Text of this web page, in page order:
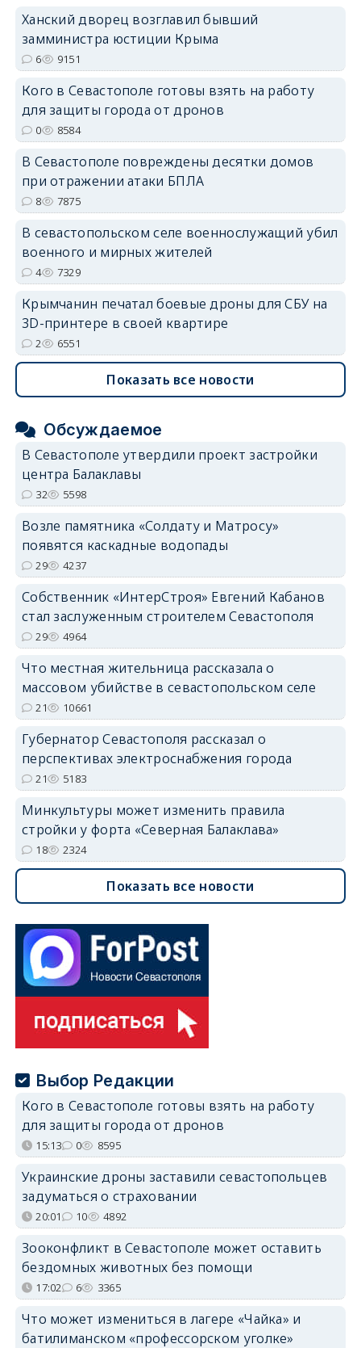
Ханский дворец возглавил бывший
замминистра юстиции Крыма
6 9151
Кого в Севастополе готовы взять на работу
для защиты города от дронов
0 8584
В Севастополе повреждены десятки домов
при отражении атаки БПЛА
8 7875
В севастопольском селе военнослужащий убил
военного и мирных жителей
4 7329
Крымчанин печатал боевые дроны для СБУ на
3D-принтере в своей квартире
2 6551
Показать все новости
Обсуждаемое
В Севастополе утвердили проект застройки
центра Балаклавы
32 5598
Возле памятника «Солдату и Матросу»
появятся каскадные водопады
29 4237
Собственник «ИнтерСтроя» Евгений Кабанов
стал заслуженным строителем Севастополя
29 4964
Что местная жительница рассказала о
массовом убийстве в севастопольском селе
21 10661
Губернатор Севастополя рассказал о
перспективах электроснабжения города
21 5183
Минкультуры может изменить правила
стройки у форта «Северная Балаклава»
18 2324
Показать все новости
Выбор Редакции
Кого в Севастополе готовы взять на работу
для защиты города от дронов
15:13 0 8595
Украинские дроны заставили севастопольцев
задуматься о страховании
20:01 10 4892
Зооконфликт в Севастополе может оставить
бездомных животных без помощи
17:02 6 3365
Что может измениться в лагере «Чайка» и
батилиманском «профессорском уголке»